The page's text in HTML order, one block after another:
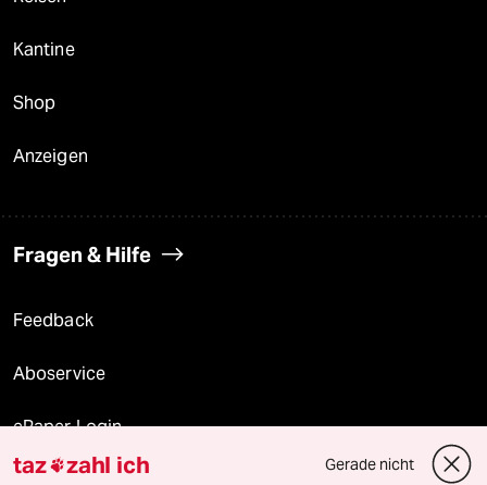
Kantine
Shop
Anzeigen
Fragen & Hilfe
Feedback
Aboservice
ePaper Login
Downloads für Abonnierende
taz zahl ich Gerade nicht